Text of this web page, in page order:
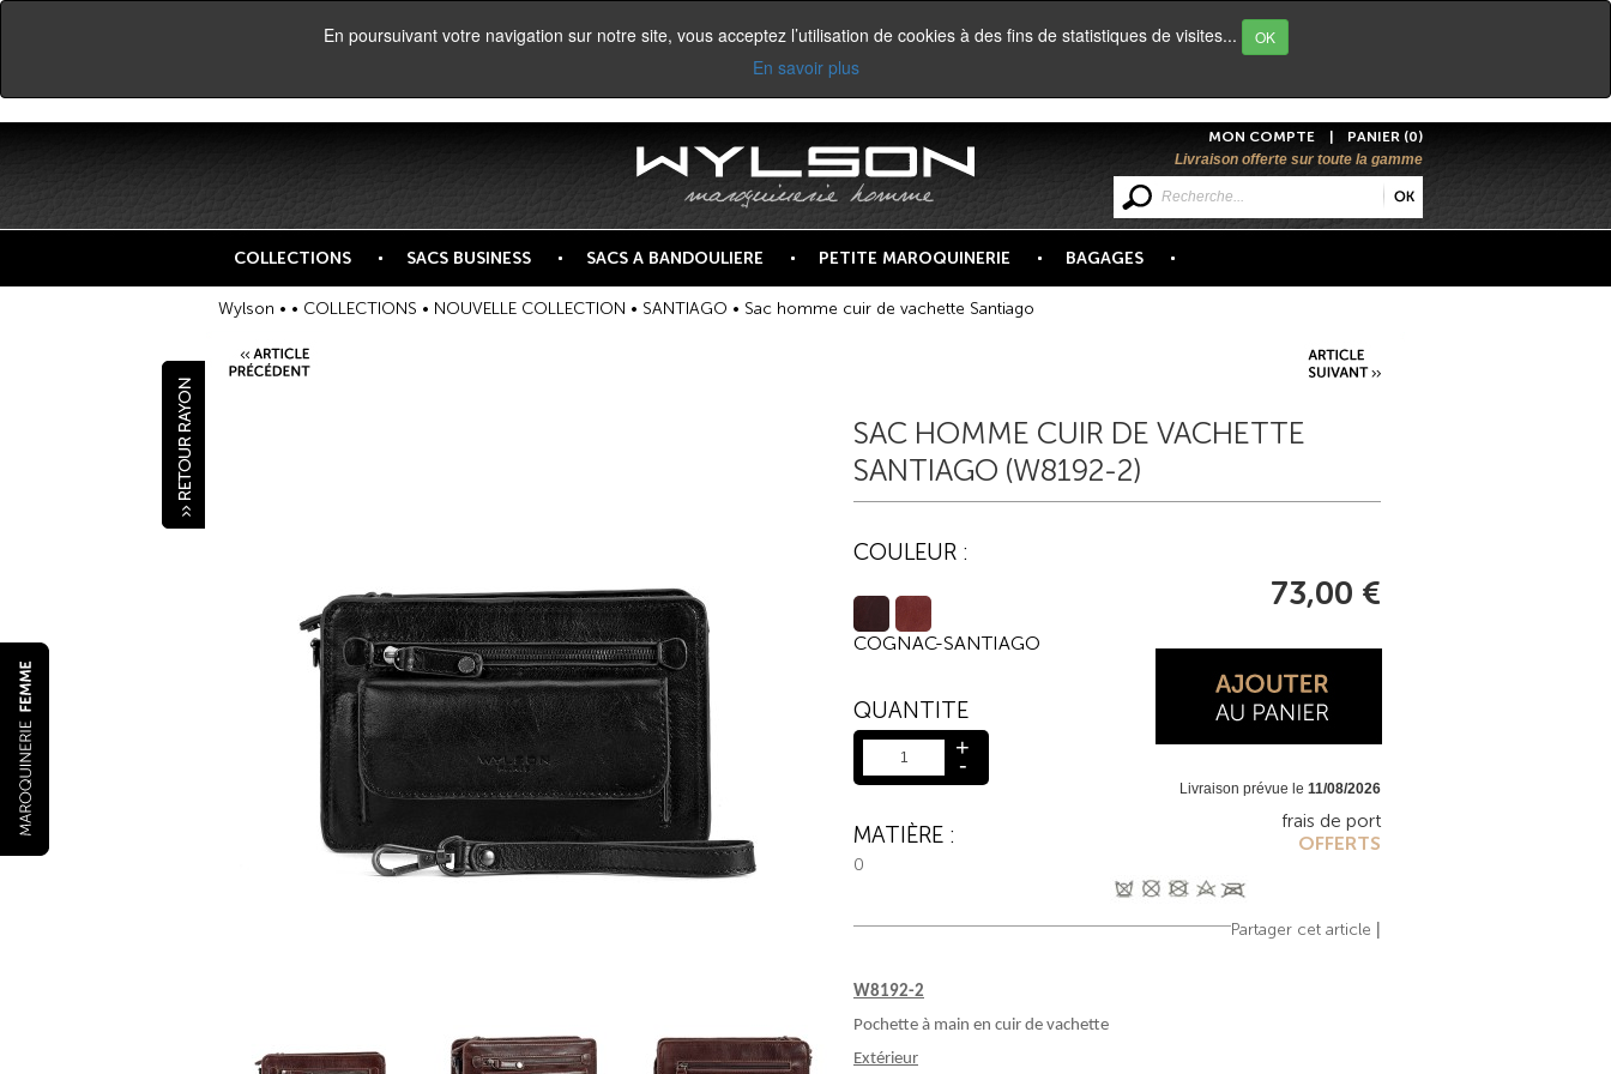
En poursuivant votre navigation sur notre site, vous acceptez l’utilisation de cookies à des fins de statistiques de visites... OK
En savoir plus
MON COMPTE
PANIER (0)
Livraison offerte sur toute la gamme
COLLECTIONS SACS BUSINESS SACS A BANDOULIERE PETITE MAROQUINERIE BAGAGES
Wylson • • COLLECTIONS • NOUVELLE COLLECTION • SANTIAGO • Sac homme cuir de vachette Santiago
SAC HOMME CUIR DE VACHETTE
SANTIAGO (W8192-2)
COULEUR :
COGNAC-SANTIAGO
QUANTITE
+
-
MATIÈRE :
0
73,00 €
Livraison prévue le 11/08/2026
frais de port
OFFERTS
Partager cet article |
W8192-2
Pochette à main en cuir de vachette
Extérieur